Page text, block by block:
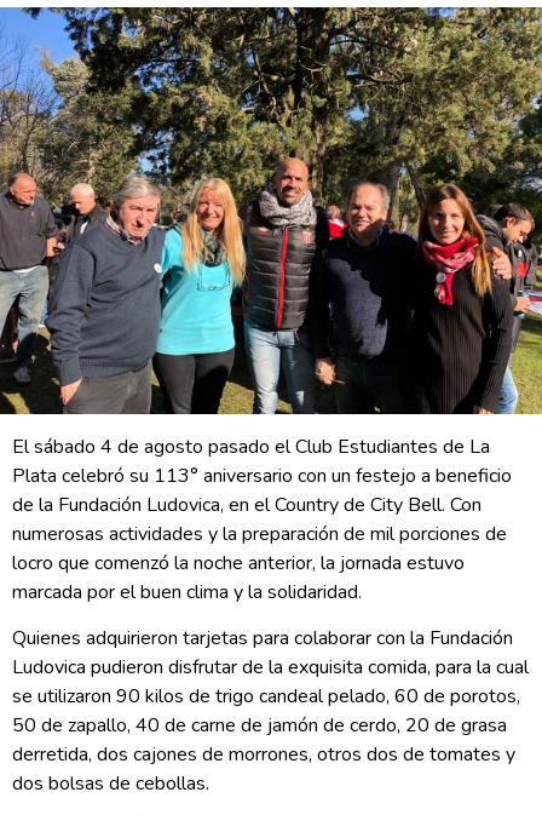
El sábado 4 de agosto pasado el Club Estudiantes de La
Plata celebró su 113° aniversario con un festejo a beneficio
de la Fundación Ludovica, en el Country de City Bell. Con
numerosas actividades y la preparación de mil porciones de
locro que comenzó la noche anterior, la jornada estuvo
marcada por el buen clima y la solidaridad.
Quienes adquirieron tarjetas para colaborar con la Fundación
Ludovica pudieron disfrutar de la exquisita comida, para la cual
se utilizaron 90 kilos de trigo candeal pelado, 60 de porotos,
50 de zapallo, 40 de carne de jamón de cerdo, 20 de grasa
derretida, dos cajones de morrones, otros dos de tomates y
dos bolsas de cebollas.